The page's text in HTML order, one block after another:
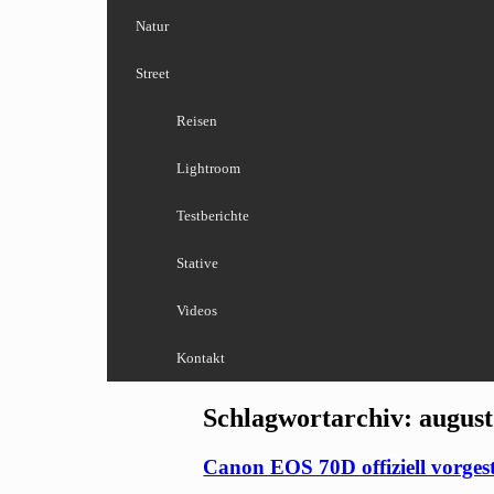
Natur
Street
Reisen
Lightroom
Testberichte
Stative
Videos
Kontakt
Schlagwortarchiv:august
Canon EOS 70D offiziell